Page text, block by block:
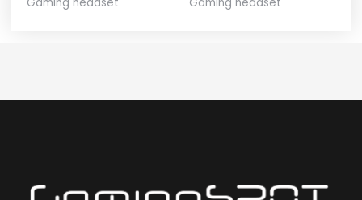
Gaming headset Gaming headset